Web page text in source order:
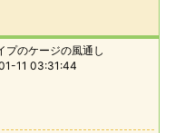
プのケージの風通し
11 03:31:44